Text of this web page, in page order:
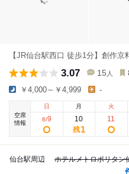
【JR仙台駅西口 徒歩1分】創作
3.07 15 人
￥4,000～￥4,999 -
空席
情報
日
8/9
月
10
残1
火
11
仙台駅周辺 ホテルメトロポリタン